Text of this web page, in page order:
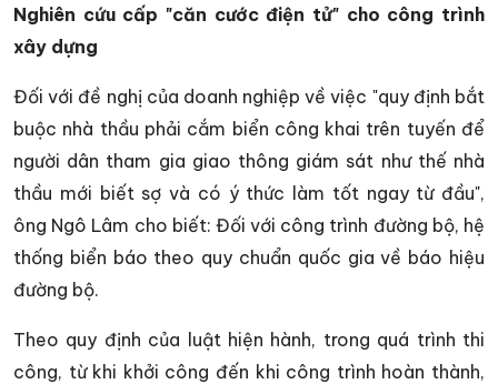
Nghiên cứu cấp "căn cước điện tử" cho công trình
xây dựng
Đối với đề nghị của doanh nghiệp về việc "quy định bắt
buộc nhà thầu phải cắm biển công khai trên tuyến để
người dân tham gia giao thông giám sát như thế nhà
thầu mới biết sợ và có ý thức làm tốt ngay từ đầu",
ông Ngô Lâm cho biết: Đối với công trình đường bộ, hệ
thống biển báo theo quy chuẩn quốc gia về báo hiệu
đường bộ.
Theo quy định của luật hiện hành, trong quá trình thi
công, từ khi khởi công đến khi công trình hoàn thành,